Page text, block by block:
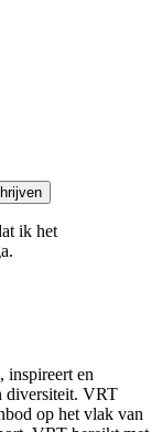
ik het
inspireert en
diversiteit. VRT
op het vlak van